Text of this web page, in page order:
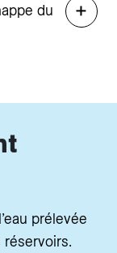
du
prélevée